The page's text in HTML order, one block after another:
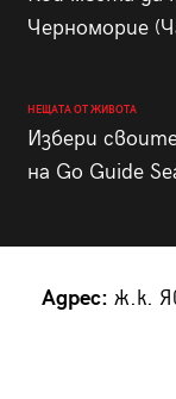
Черноморие
НЕЩАТА ОТ ЖИВОТА
Избери
на Go Guide
Адрес: ж.к.